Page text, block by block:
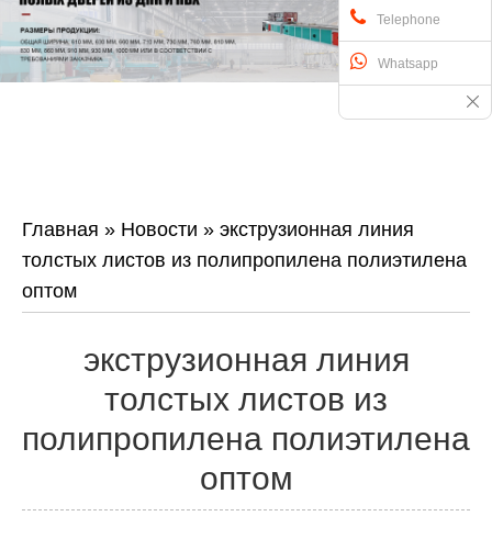
Главная » Новости » экструзионная линия
толстых листов из полипропилена полиэтилена
оптом
экструзионная линия
толстых листов из
полипропилена полиэтилена
оптом
Telephone
Whatsapp